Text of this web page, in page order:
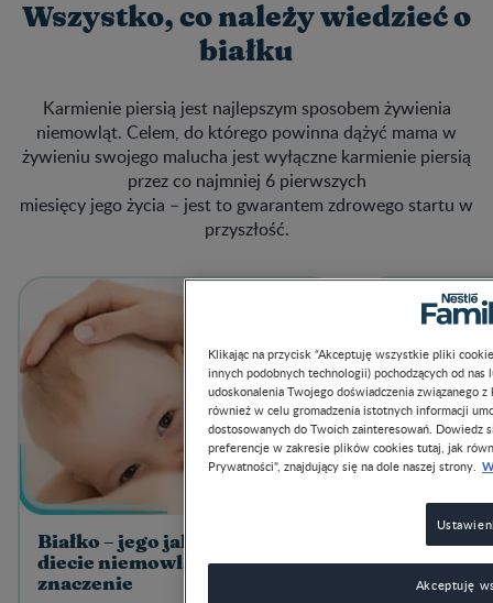
Wszystko, co należy wiedzieć o
białku
Karmienie piersią jest najlepszym sposobem żywienia
niemowląt. Celem, do którego powinna dążyć mama w
żywieniu swojego malucha jest wyłączne karmienie piersią
przez co najmniej 6 pierwszych
miesięcy jego życia – jest to gwarantem zdrowego startu w
przyszłość.
Białko – jego jakość i ilość w
diecie niemowląt ma
znaczenie
wyglądać?
Klikając na przycisk “Akceptuję wszystkie pliki
innych podobnych technologii) pochodzących od
udoskonalenia Twojego doświadczenia związanego
również w celu gromadzenia istotnych informacji
dostosowanych do Twoich zainteresowań.
preferencje w zakresie plików cookies tutaj, jak
Prywatności", znajdujący się na dole naszej strony.
Akceptuję